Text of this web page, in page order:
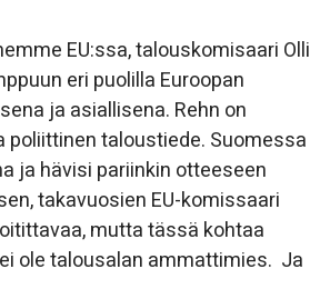
EU:ssa, talouskomisaari Olli
eri puolilla Euroopan
ja asiallisena. Rehn on
poliittinen taloustiede. Suomessa
ja hävisi pariinkin otteeseen
takavuosien EU-komissaari
mutta tässä kohtaa
ole talousalan ammattimies. Ja